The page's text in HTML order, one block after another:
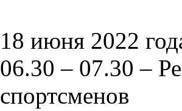
18 июня 2022
06.30 – 07.30 –
спортсменов